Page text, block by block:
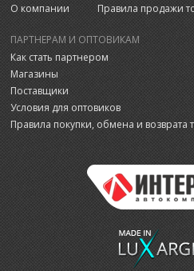
О компании
Правила продажи
ПАРТНЕРАМ И ОПТОВИКАМ
Как стать партнером
Магазины
Поставщики
Условия для оптовиков
Правила покупки, обмена и возврата